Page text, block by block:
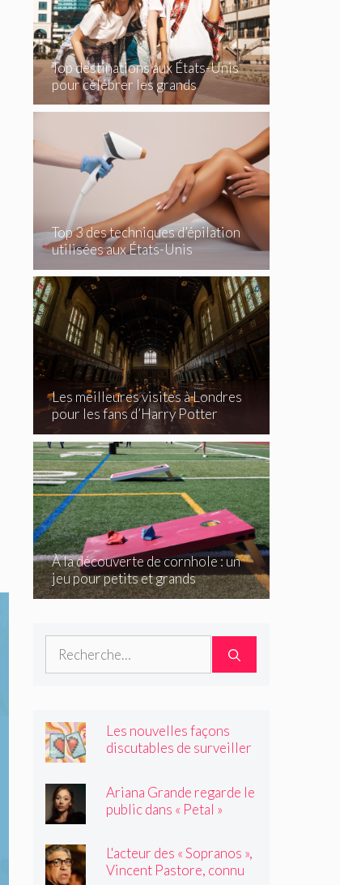
Top destinations aux États-Unis
pour célébrer les grands
événements
Top 3 des techniques d’épilation
utilisées aux États-Unis
Les meilleures visites à Londres
pour les fans d’Harry Potter
À la découverte de cornhole : un
jeu pour petits et grands
Rechercher :
Les nouvelles façons
discutables de surveiller
Ariana Grande regarde le
public dans « Petal »
L'acteur des « Sopranos »,
Vincent Pastore, connu